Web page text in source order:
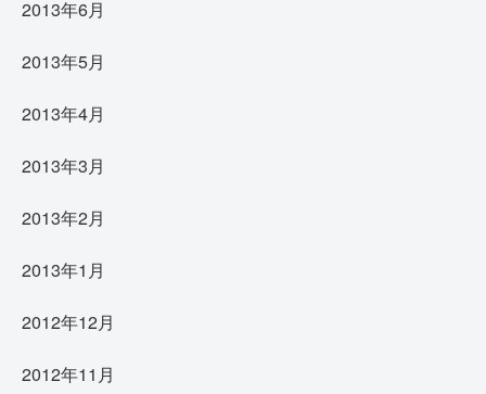
2013年6月
2013年5月
2013年4月
2013年3月
2013年2月
2013年1月
2012年12月
2012年11月